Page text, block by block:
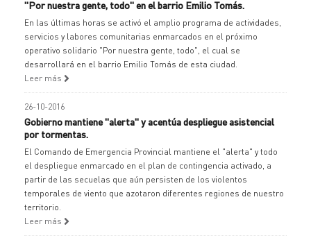
"Por nuestra gente, todo" en el barrio Emilio Tomás.
En las últimas horas se activó el amplio programa de actividades,
servicios y labores comunitarias enmarcados en el próximo
operativo solidario "Por nuestra gente, todo", el cual se
desarrollará en el barrio Emilio Tomás de esta ciudad.
Leer más
26-10-2016
Gobierno mantiene "alerta" y acentúa despliegue asistencial
por tormentas.
El Comando de Emergencia Provincial mantiene el "alerta" y todo
el despliegue enmarcado en el plan de contingencia activado, a
partir de las secuelas que aún persisten de los violentos
temporales de viento que azotaron diferentes regiones de nuestro
territorio.
Leer más